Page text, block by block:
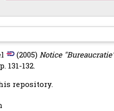
(2005)Notice
131-132.
repository.